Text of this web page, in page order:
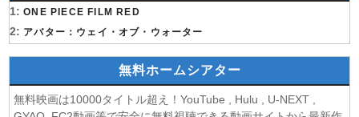
1: ONE PIECE FILM RED
2: アバター：ウェイ・オブ・ウォーター
無料ホームシアター
無料映画は10000タイトル超え！YouTube , Hulu , U-NEXT ,